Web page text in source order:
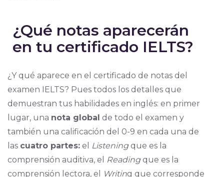
¿Qué notas aparecerán
en tu certificado IELTS?
¿Y qué aparece en el certificado de notas del
examen IELTS? Pues todos los detalles que
demuestran tus habilidades en inglés: en primer
lugar, una nota global de todo el examen y
también una calificación del 0-9 en cada una de
las cuatro partes:el Listeningque es la
comprensión auditiva, el
Readingque es la
comprensión lectora, el
Writing que corresponde